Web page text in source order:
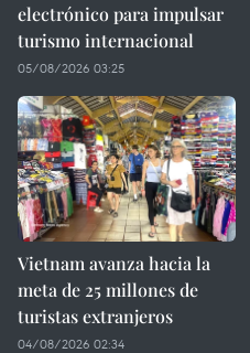
electrónico para impulsar
turismo internacional
05/08/2026 03:25
Vietnam avanza hacia la
meta de 25 millones de
turistas extranjeros
04/08/2026 02:34